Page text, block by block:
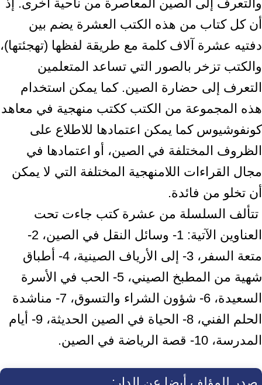
والتعرف إلى الصين المعاصرة من ناحية أخرى. إذ
أن كل كتاب من هذه الكتب ‏العشرة يضم بين
دفتيه عشرة آلاف كلمة مع طريقة لفظها (تهجئتها)،
والكتب تزخر ‏بالصور التي تساعد المتعلمين
التعرف إلى حضارة الصين. كما يمكن استخدام
هذه ‏المجموعة من الكتب ككتب منهجية في معاهد
كونفوشيوس كما يمكن اعتمادها للاطلاع ‏على
الظروف المختلفة في الصين، أو اعتمادها في
مجال القراءات اللامنهجية المختلفة ‏التي لا يمكن
أن تخلو من فائدة.‏ ‎
‎ تتألف السلسلة من عشرة كتب جاءت تحت
العناوين الآتية: 1- وسائل النقل في الصين، ‏‏2-
متعة السفر، 3- إلى الأرياف الصينية، 4- أطباق
شهية من المطبخ الصيني، 5- ‏الحب في الأسرة
السعيدة، 6- شؤون الشراء والتسوق، 7- مناشدة
الحلم الفني، 8- الحياة ‏في الصين الحديثة، 9- أيام
المدرسة، 10- قصة الرياضة في الصين.‏
صدر للمؤلف أيضا عن الدار: